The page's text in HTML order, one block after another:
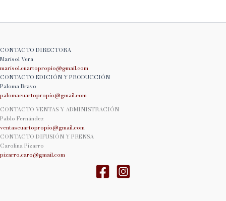
CONTACTO DIRECTORA
Marisol Vera
marisol.cuartopropio@gmail.com
CONTACTO EDICIÓN Y PRODUCCIÓN
Paloma Bravo
palomacuartopropio@gmail.com
CONTACTO VENTAS Y ADMINISTRACIÓN
Pablo Fernández
ventascuartopropio@gmail.com
CONTACTO DIFUSIÓN Y PRENSA
Carolina Pizarro
pizarro.caro@gmail.com